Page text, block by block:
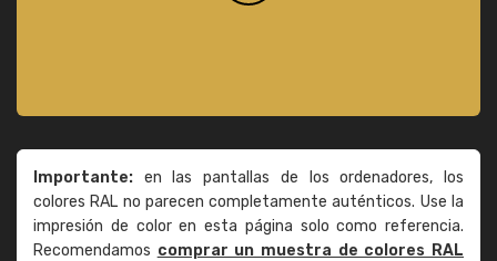
Importante: en las pantallas de los ordenadores, los
colores RAL no parecen completamente auténticos. Use la
impresión de color en esta página solo como referencia.
Recomendamos comprar un muestra de colores RAL